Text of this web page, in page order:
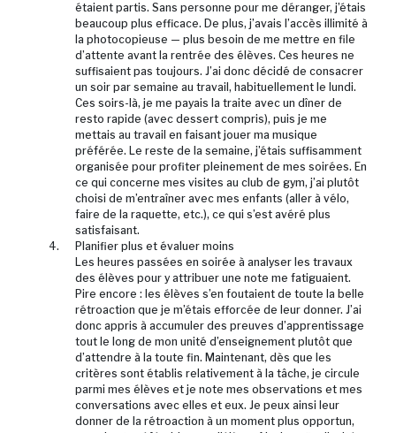
étaient partis. Sans personne pour me déranger, j’étais
beaucoup plus efficace. De plus, j’avais l’accès illimité à
la photocopieuse — plus besoin de me mettre en file
d’attente avant la rentrée des élèves. Ces heures ne
suffisaient pas toujours. J’ai donc décidé de consacrer
un soir par semaine au travail, habituellement le lundi.
Ces soirs-là, je me payais la traite avec un dîner de
resto rapide (avec dessert compris), puis je me
mettais au travail en faisant jouer ma musique
préférée. Le reste de la semaine, j’étais suffisamment
organisée pour profiter pleinement de mes soirées. En
ce qui concerne mes visites au club de gym, j’ai plutôt
choisi de m’entraîner avec mes enfants (aller à vélo,
faire de la raquette, etc.), ce qui s’est avéré plus
satisfaisant.
Planifier plus et évaluer moins
Les heures passées en soirée à analyser les travaux
des élèves pour y attribuer une note me fatiguaient.
Pire encore : les élèves s’en foutaient de toute la belle
rétroaction que je m’étais efforcée de leur donner. J’ai
donc appris à accumuler des preuves d’apprentissage
tout le long de mon unité d’enseignement plutôt que
d’attendre à la toute fin. Maintenant, dès que les
critères sont établis relativement à la tâche, je circule
parmi mes élèves et je note mes observations et mes
conversations avec elles et eux. Je peux ainsi leur
donner de la rétroaction à un moment plus opportun,